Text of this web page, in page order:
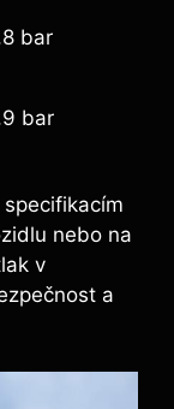
bar
bar
nebo na
v
a